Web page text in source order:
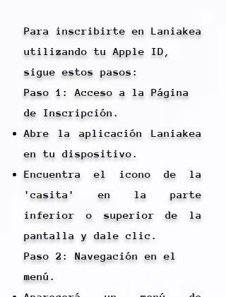
Para inscribirte en Laniakea
utilizando tu Apple ID,
sigue estos pasos:
Paso 1: Acceso a la Página
de Inscripción.
Abre la aplicación Laniakea
en tu dispositivo.
Encuentra el icono de la
'casita' en la parte
inferior o superior de la
pantalla y dale clic.
Paso 2: Navegación en el
menú.